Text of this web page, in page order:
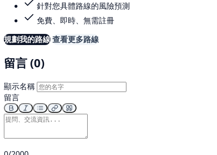
針對您具體路線的風險預測
免費、即時、無需註冊
規劃我的路線查看更多路線
留言 (0)
顯示名稱
留言